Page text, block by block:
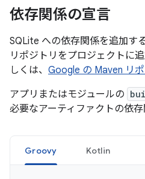
依存関係の宣言
SQLite への依存関係を追加す
リポジトリをプロジェクトに
しくは、 Google の Maven リ
アプリまたはモジュールの
必要なアーティファクトの依存
Groovy Kotlin